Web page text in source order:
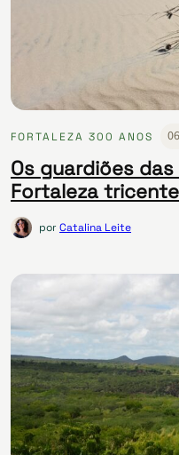
FORTALEZA 300 ANOS
Os guardiões
Fortaleza
porCatalina Leite